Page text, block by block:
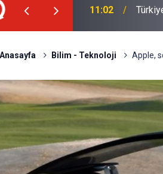
kariyeri riske
11:02
Anasayfa Bilim - Teknoloji Apple,